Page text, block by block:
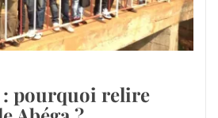
: pourquoi relire